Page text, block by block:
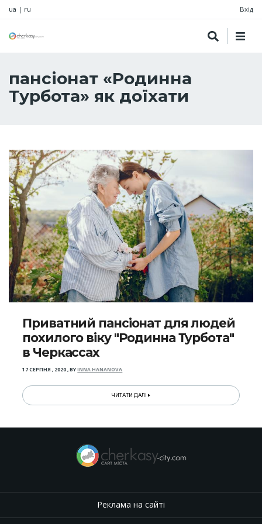
ua | ru Вхід
пансіонат «Родинна
Турбота» як доїхати
Приватний пансіонат для людей
похилого віку "Родинна Турбота"
в Черкассах
17 СЕРПНЯ , 2020,BYINNA HANANOVA
ЧИТАТИ ДАЛІ
Реклама на сайті